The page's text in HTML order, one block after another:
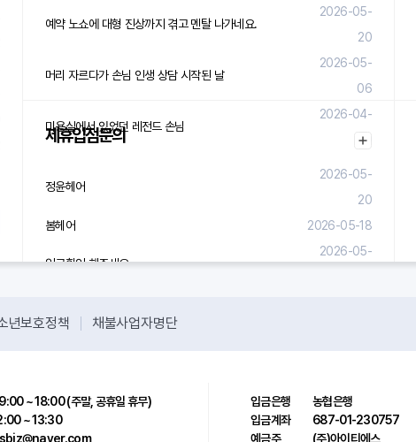
예약 노쇼에 대형 진상까지 겪고 멘탈 나가네요.
2026-05-
20
머리 자르다가 손님 인생 상담 시작된 날
2026-05-
06
미용실에서 있었던 레전드 손님
2026-04-
29
제휴입점문의
정윤헤어
2026-05-
20
봄헤어
2026-05-18
입금확인 해주세요.
2026-05-
년보호정책 채불사업자명단
~ 18:00 (주말, 공휴일 휴무)
~ 13:30
입금은행
농협은행
입금계좌
687-01-230757
예금주
(주)아이티에스